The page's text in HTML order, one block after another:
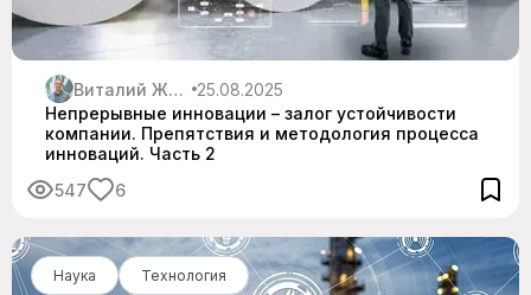
Виталий Житнюк
25.08.2025
Непрерывные инновации – залог устойчивости
компании. Препятствия и методология процесса
инноваций. Часть 2
547
6
Наука Технология